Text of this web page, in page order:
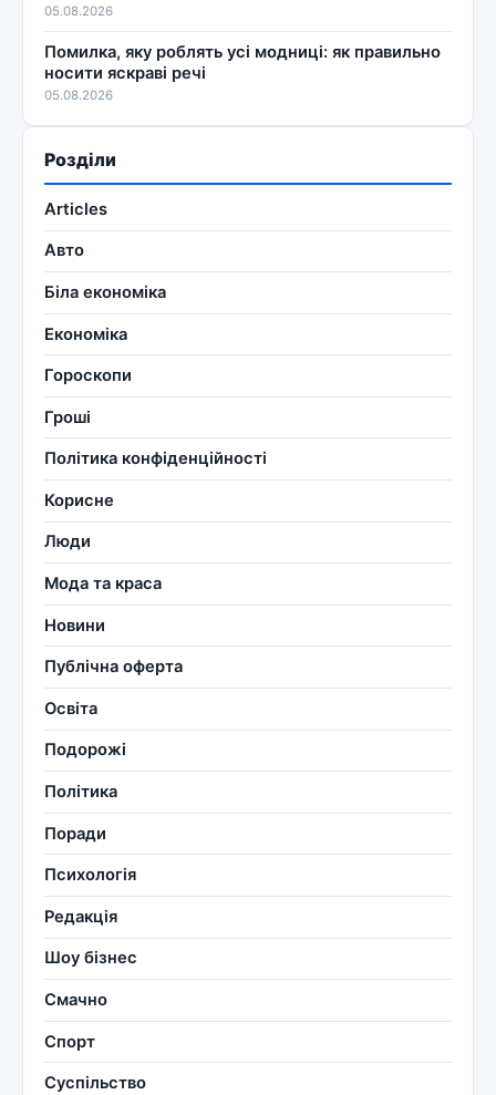
05.08.2026
Помилка, яку роблять усі модниці: як правильно
носити яскраві речі
05.08.2026
Розділи
Articles
Авто
Біла економіка
Економіка
Гороскопи
Гроші
Політика конфіденційності
Корисне
Люди
Мода та краса
Новини
Публічна оферта
Освіта
Подорожі
Політика
Поради
Психологія
Редакція
Шоу бізнес
Смачно
Спорт
Суспільство